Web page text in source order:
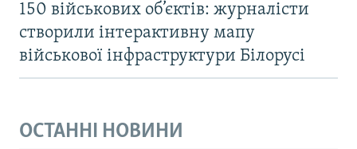
150 військових об’єктів: журналісти
створили інтерактивну мапу
військової інфраструктури Білорусі
ОСТАННІ НОВИНИ